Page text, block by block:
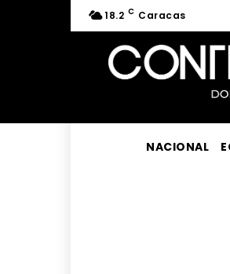
18.2 C Caracas
NACIONAL